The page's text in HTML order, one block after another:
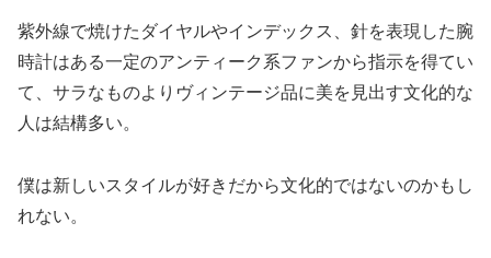
紫外線で焼けたダイヤルやインデックス、針を表現した腕
時計はある一定のアンティーク系ファンから指示を得てい
て、サラなものよりヴィンテージ品に美を見出す文化的な
人は結構多い。
僕は新しいスタイルが好きだから文化的ではないのかもし
れない。